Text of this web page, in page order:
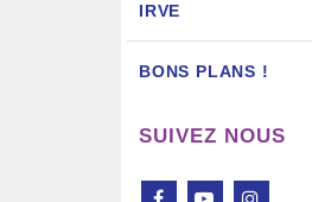
IRVE
BONS PLANS !
SUIVEZ NOUS